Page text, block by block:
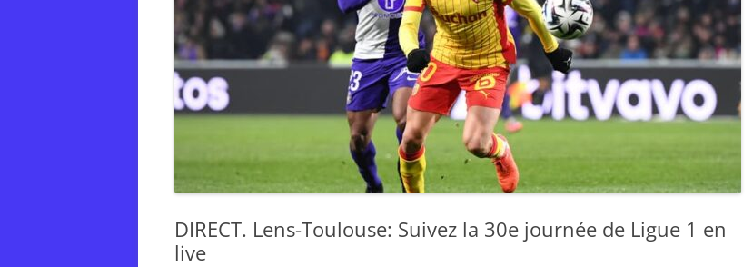
DIRECT. Lens-Toulouse: Suivez la 30e journée de Ligue 1 en
live